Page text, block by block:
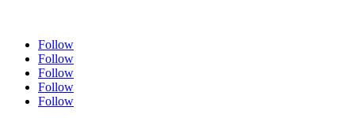
Follow
Follow
Follow
Follow
Follow